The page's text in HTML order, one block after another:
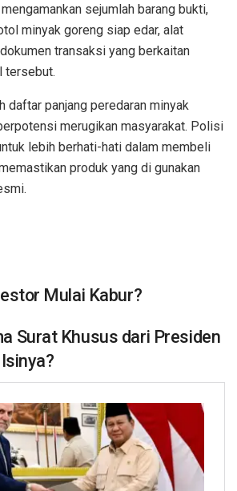
sejumlah barang bukti,
minyak goreng siap edar, alat
transaksi yang berkaitan
tersebut.
daftar panjang peredaran minyak
merugikan masyarakat. Polisi
lebih berhati-hati dalam membeli
produk yang di gunakan
Mulai Kabur?
Surat Khusus dari Presiden